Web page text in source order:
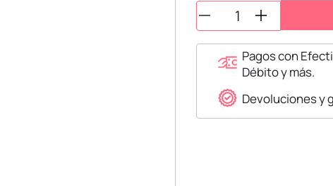
Pagos con
Débito y más.
Devoluciones y